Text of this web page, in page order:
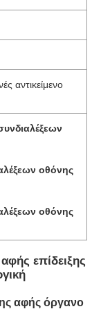
αντικείμενο
οθόνης
οθόνης
επίδειξης
αφής όργανο